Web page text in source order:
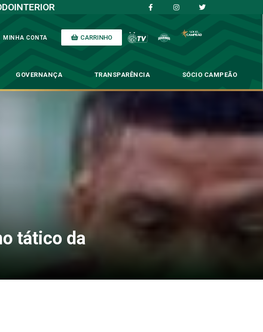
MINHA CONTA CARRINHO
GOVERNANÇA TRANSPARÊNCIA SÓCIO CAMPEÃO
da semana
tático da